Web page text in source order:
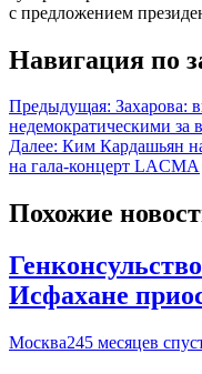
с предложением
Навигация по
Предыдущая: Захарова:
недемократическими за
Далее: Ким Кардашьян
на гала-концерт LACMA
Похожие
Исфахане
Москва245 месяцев